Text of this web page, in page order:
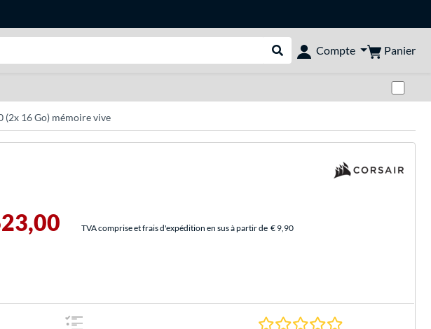
Rechercher dans le shop
Compte Panier
(2x 16 Go) mémoire vive
TVA comprise et frais d'expédition en sus à partir de € 9,90
0.0 Étoiles à 0